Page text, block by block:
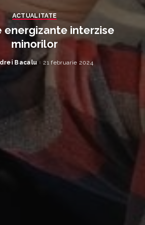
ACTUALITATE
energizante interzise
minorilor
Bacalu 21 februarie 2024